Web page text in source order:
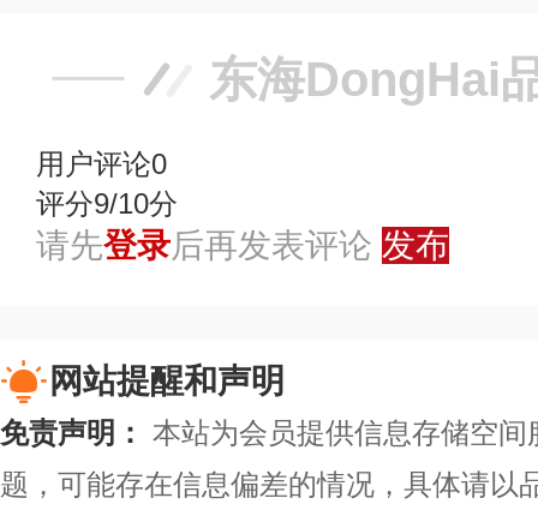
东海DongHai
用户评论0
评分9/10分
请先登录后再发表评论 发布
网站提醒和声明
免责声明： 本站为会员提供信息存储空
题，可能存在信息偏差的情况，具体请以